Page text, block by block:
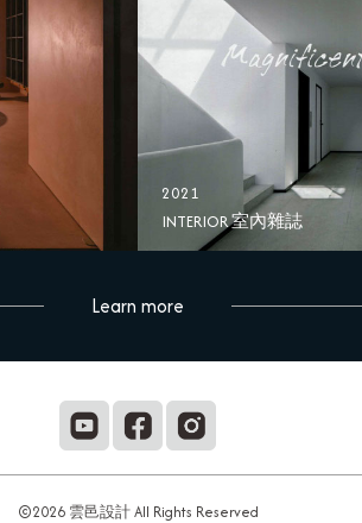
2021
INTERIOR 室內雜誌
Learn more
©2026 雲邑設計 All Rights Reserved